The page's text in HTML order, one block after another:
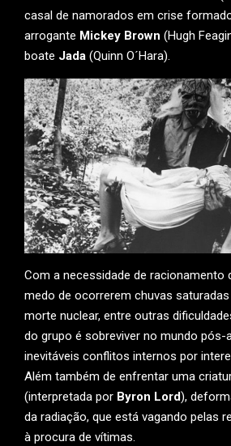
casal de namorados em crise
arrogante Mickey Brown (Hugh
boate Jada (Quinn O´Hara).
Com a necessidade de racionamento
medo de ocorrerem chuvas
morte nuclear, entre outras
do grupo é sobreviver no mundo
inevitáveis conflitos internos por
Além também de enfrentar uma
(interpretada por Byron Lord),
da radiação, que está vagando pelas
à procura de vítimas.